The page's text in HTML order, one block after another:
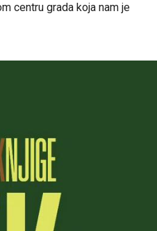
centru grada koja nam je